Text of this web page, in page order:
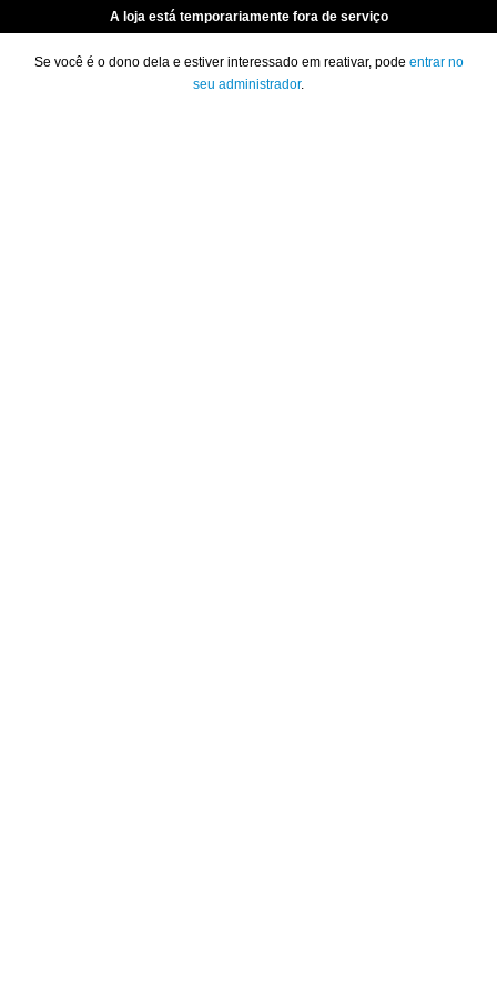
A loja está temporariamente fora de serviço
Se você é o dono dela e estiver interessado em reativar, pode entrar no
seu administrador.